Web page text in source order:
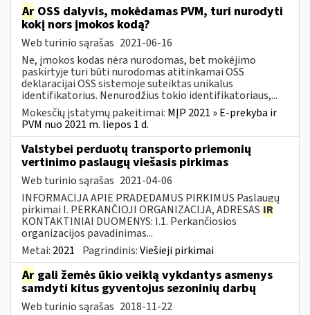
Ar OSS dalyvis, mokėdamas PVM, turi nurodyti
kokį nors įmokos kodą?
Web turinio sąrašas 2021-06-16
Ne, įmokos kodas nėra nurodomas, bet mokėjimo
paskirtyje turi būti nurodomas atitinkamai OSS
deklaracijai OSS sistemoje suteiktas unikalus
identifikatorius. Nenurodžius tokio identifikatoriaus,...
Mokesčių įstatymų pakeitimai: MĮP 2021 » E-prekyba ir
PVM nuo 2021 m. liepos 1 d.
Valstybei perduotų transporto priemonių
vertinimo paslaugų viešasis pirkimas
Web turinio sąrašas 2021-04-06
INFORMACIJA APIE PRADEDAMUS PIRKIMUS Paslaugų
pirkimai I. PERKANČIOJI ORGANIZACIJA, ADRESAS IR
KONTAKTINIAI DUOMENYS: I.1. Perkančiosios
organizacijos pavadinimas...
Metai: 2021 Pagrindinis:Viešieji pirkimai
Ar gali žemės ūkio veiklą vykdantys asmenys
samdyti kitus gyventojus sezoninių darbų
Web turinio sąrašas 2018-11-22